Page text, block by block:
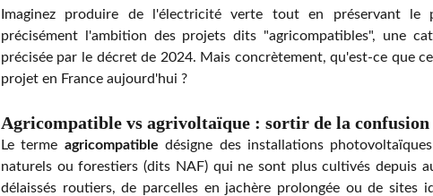
Imaginez produire de l'électricité verte tout en préservant
précisément l'ambition des projets dits "agricompatibles", une
précisée par le décret de 2024. Mais concrètement, qu'est-ce que
projet en France aujourd'hui ?
Agricompatible vs agrivoltaïque : sortir de la confusion
Le terme agricompatible désigne des installations
naturels ou forestiers (dits NAF) qui ne sont plus cultivés depuis
délaissés routiers, de parcelles en jachère prolongée ou de sites